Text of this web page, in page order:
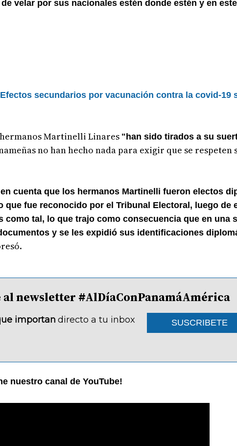
velar por sus nacionales estén donde estén y en
Efectos secundarios por vacunación contra la covid-19
Martinelli Linares "han sido tirados a su
no han hecho nada para exigir que se
cuenta que los hermanos Martinelli fueron electos
que fue reconocido por el Tribunal Electoral, luego
como tal, lo que trajo como consecuencia que en una
y se les expidió sus identificaciones
newsletter #AlDíaConPanamáAmérica
importan directo a tu inbox SUSCRIBETE
nuestro canal de YouTube!